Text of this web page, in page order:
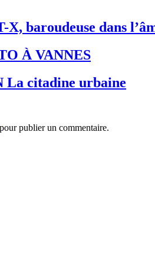
baroudeuse dans
À VANNES
La citadine urbaine
publier un commentaire.